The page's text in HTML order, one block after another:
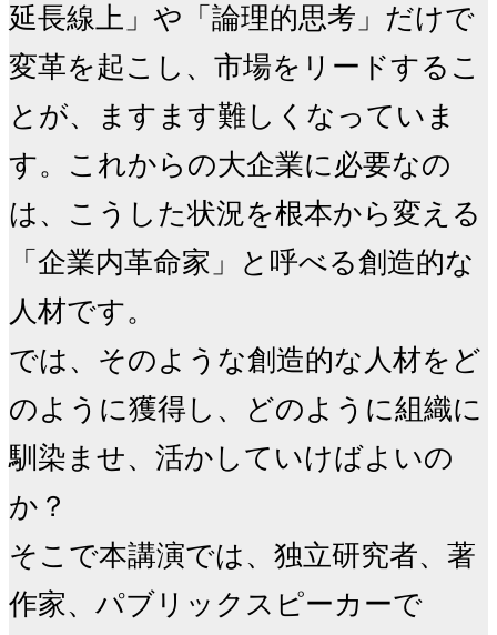
延長線上」や「論理的思考」だけで
変革を起こし、市場をリードするこ
とが、ますます難しくなっていま
す。これからの大企業に必要なの
は、こうした状況を根本から変える
「企業内革命家」と呼べる創造的な
人材です。
では、そのような創造的な人材をど
のように獲得し、どのように組織に
馴染ませ、活かしていけばよいの
か？
そこで本講演では、独立研究者、著
作家、パブリックスピーカーで